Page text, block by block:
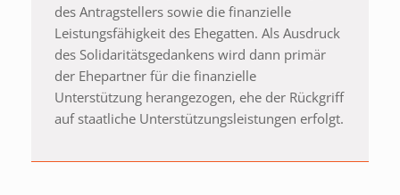
des Antragstellers sowie die finanzielle
Leistungsfähigkeit des Ehegatten. Als Ausdruck
des Solidaritätsgedankens wird dann primär
der Ehepartner für die finanzielle
Unterstützung herangezogen, ehe der Rückgriff
auf staatliche Unterstützungsleistungen erfolgt.